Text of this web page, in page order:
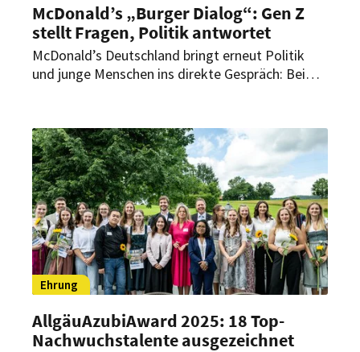
McDonald’s „Burger Dialog“: Gen Z
stellt Fragen, Politik antwortet
McDonald’s Deutschland bringt erneut Politik
und junge Menschen ins direkte Gespräch: Beim
Bundestagsabgeordnete, ein Bildungsexperte
sowie Vertreter der Gen Z über das Thema
„Zukunft und (Aus-)Bildung“.
Ehrung
AllgäuAzubiAward 2025: 18 Top-
Nachwuchstalente ausgezeichnet